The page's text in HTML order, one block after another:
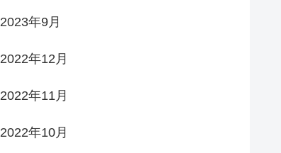
2023年9月
2022年12月
2022年11月
2022年10月